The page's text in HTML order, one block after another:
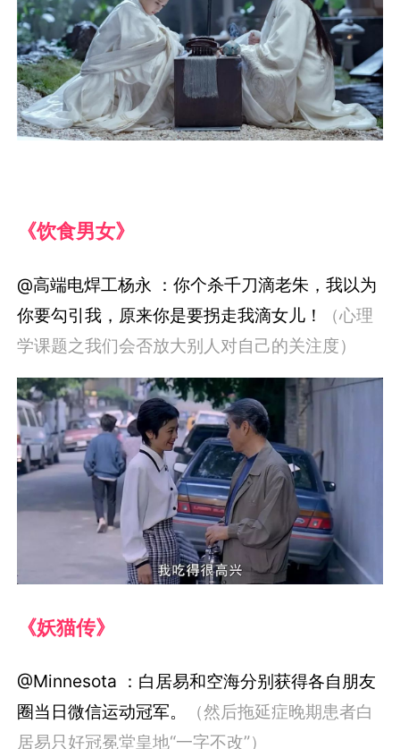
《饮食男女》
@高端电焊工杨永 ：你个杀千刀滴老朱，我以为
你要勾引我，原来你是要拐走我滴女儿！
（心理
学课题之我们会否放大别人对自己的关注度）
《妖猫传》
@Minnesota ：白居易和空海分别获得各自朋友
圈当日微信运动冠军。
（然后拖延症晚期患者白
居易只好冠冕堂皇地“一字不改”）